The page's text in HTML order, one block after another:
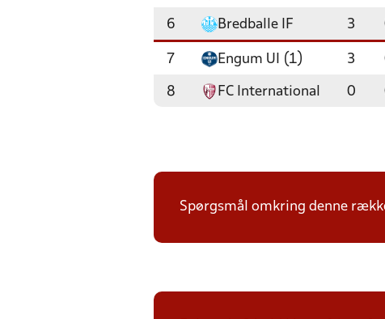
6 Bredballe IF 3
7 Engum UI (1) 3
8 FC International 0
Spørgsmål omkring denne